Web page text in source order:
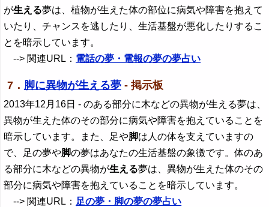
が生える夢は、植物が生えた体の部位に病気や障害を抱えて
いたり、チャンスを逃したり、生活基盤が悪化したりするこ
とを暗示しています。
--> 関連URL： 電話の夢・電報の夢の夢占い
7． 脚に異物が生える夢- 掲示板
2013年12月16日 - のある部分に木などの異物が生える夢は、
異物が生えた体のその部分に病気や障害を抱えていることを
暗示しています。また、足や脚は人の体を支えていますの
で、足の夢や脚の夢はあなたの生活基盤の象徴です。体のあ
る部分に木などの異物が生える夢は、異物が生えた体のその
部分に病気や障害を抱えていることを暗示しています。
--> 関連URL： 足の夢・脚の夢の夢占い